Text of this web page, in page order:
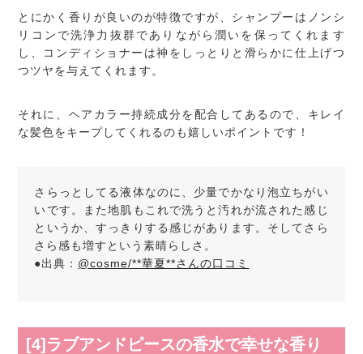
とにかく香りが良いのが特徴ですが、シャンプーはノンシ
リコンで洗浄力抜群でありながら潤いを保ってくれます
し、コンディショナーは神をしっとりと滑らかに仕上げつ
つツヤを与えてくれます。
それに、ヘアカラー持続成分を配合してあるので、キレイ
な髪色をキープしてくれるのも嬉しいポイントです！
さらっとしてる液体なのに、少量でかなり泡立ちがい
いです。また地肌もこれで洗うと汚れが流された感じ
というか、すっきりする感じがあります。そしてさら
さら感も増すという素晴らしさ。
●出典： @cosme/**華夏**さんの口コミ
[4]ラブアンドピースの香水で幸せな香り